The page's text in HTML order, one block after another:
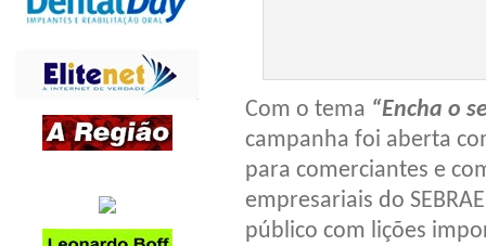
Com o tema “Encha o
campanha foi aberta
para comerciantes e
empresariais do
público com lições